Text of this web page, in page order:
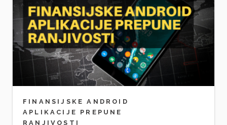
FINANSIJSKE ANDROID
APLIKACIJE PREPUNE
RANJIVOSTI